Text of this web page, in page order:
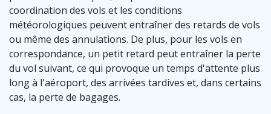
coordination des vols et les conditions
météorologiques peuvent entraîner des retards de vols
ou même des annulations. De plus, pour les vols en
correspondance, un petit retard peut entraîner la perte
du vol suivant, ce qui provoque un temps d'attente plus
long à l'aéroport, des arrivées tardives et, dans certains
cas, la perte de bagages.